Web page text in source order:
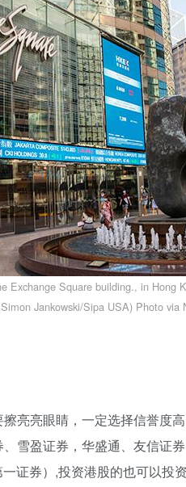
Exchange Square building., in
Simon Jankowski/Sipa USA) Photo via
亮亮眼睛，一定选择信誉度
雪盈证券，华盛通、友信证
证券）,投资港股的也可以投